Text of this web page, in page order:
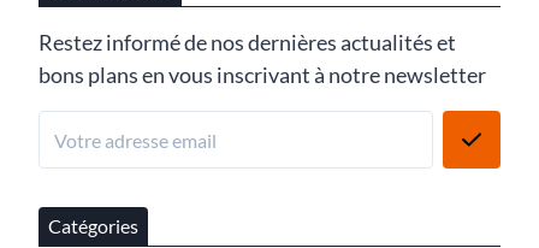
Restez informé de nos dernières actualités et
bons plans en vous inscrivant à notre newsletter
Catégories